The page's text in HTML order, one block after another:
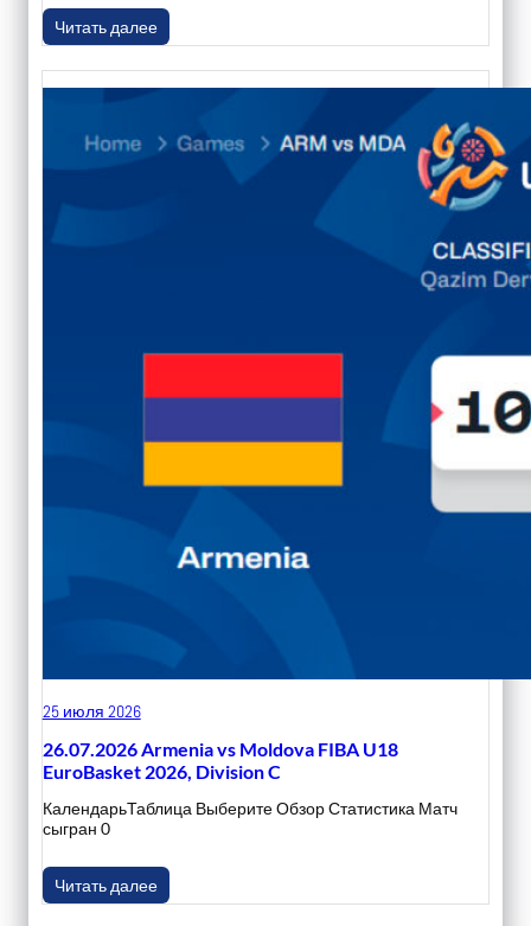
Читать далее
25 июля 2026
26.07.2026 Armenia vs Moldova FIBA U18
EuroBasket 2026, Division C
КалендарьТаблица Выберите Обзор Статистика Матч
сыгран 0
Читать далее